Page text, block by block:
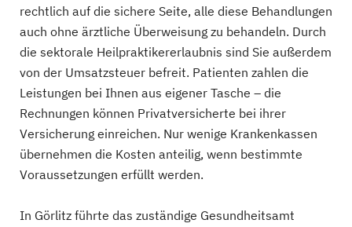
rechtlich auf die sichere Seite, alle diese Behandlungen
auch ohne ärztliche Überweisung zu behandeln. Durch
die sektorale Heilpraktikererlaubnis sind Sie außerdem
von der Umsatzsteuer befreit. Patienten zahlen die
Leistungen bei Ihnen aus eigener Tasche – die
Rechnungen können Privatversicherte bei ihrer
Versicherung einreichen. Nur wenige Krankenkassen
übernehmen die Kosten anteilig, wenn bestimmte
Voraussetzungen erfüllt werden.
In Görlitz führte das zuständige Gesundheitsamt